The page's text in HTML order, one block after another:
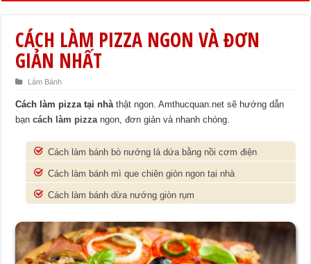
CÁCH LÀM PIZZA NGON VÀ ĐƠN
GIẢN NHẤT
Làm Bánh
Cách làm pizza tại nhà thật ngon. Amthucquan.net sẽ hướng dẫn
bạncách làm pizza ngon, đơn giản và nhanh chóng.
Cách làm bánh bò nướng lá dứa bằng nồi cơm điện
Cách làm bánh mì que chiên giòn ngon tại nhà
Cách làm bánh dừa nướng giòn rụm